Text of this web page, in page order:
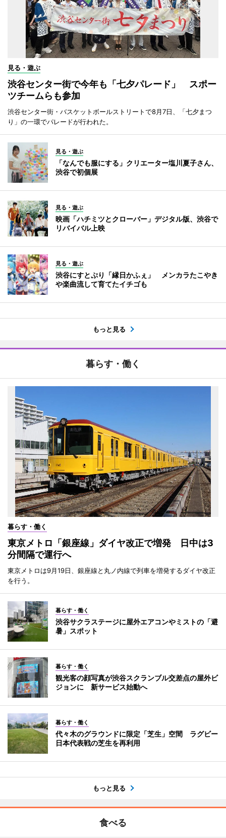
見る・遊ぶ
渋谷センター街で今年も「七夕パレード」 スポー
ツチームらも参加
渋谷センター街・バスケットボールストリートで8月7日、「七夕まつ
り」の一環でパレードが行われた。
見る・遊ぶ
「なんでも服にする」クリエーター塩川夏子さん、
渋谷で初個展
見る・遊ぶ
映画「ハチミツとクローバー」デジタル版、渋谷で
リバイバル上映
見る・遊ぶ
渋谷にすとぷり「縁日かふぇ」 メンカラたこやき
や楽曲流して育てたイチゴも
もっと見る
暮らす・働く
暮らす・働く
東京メトロ「銀座線」ダイヤ改正で増発 日中は3
分間隔で運行へ
東京メトロは9月19日、銀座線と丸ノ内線で列車を増発するダイヤ改正
を行う。
暮らす・働く
渋谷サクラステージに屋外エアコンやミストの「避
暑」スポット
暮らす・働く
観光客の顔写真が渋谷スクランブル交差点の屋外ビ
ジョンに 新サービス始動へ
暮らす・働く
代々木のグラウンドに限定「芝生」空間 ラグビー
日本代表戦の芝生を再利用
もっと見る
食べる